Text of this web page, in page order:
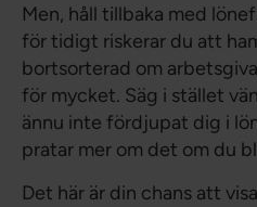
Men, håll tillbaka med
för tidigt riskerar du att
bortsorterad om
för mycket. Säg i stället
ännu inte fördjupat dig i
pratar mer om det om du
Det här är din chans att